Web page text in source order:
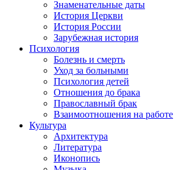
Знаменательные даты
История Церкви
История России
Зарубежная история
Психология
Болезнь и смерть
Уход за больными
Психология детей
Отношения до брака
Православный брак
Взаимоотношения на работе
Культура
Архитектура
Литература
Иконопись